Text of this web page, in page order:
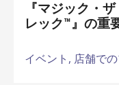
『マジック・
レック™』の重
イベント, 店舗で